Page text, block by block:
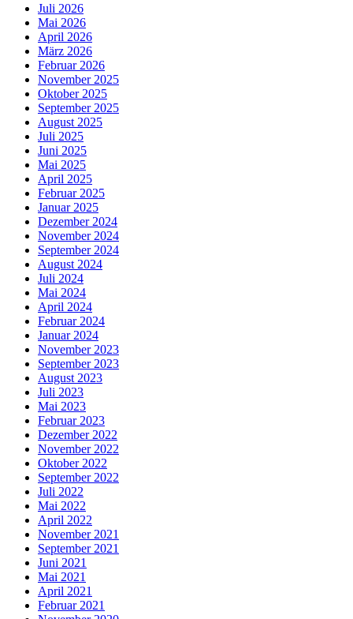
Juli 2026
Mai 2026
April 2026
März 2026
Februar 2026
November 2025
Oktober 2025
September 2025
August 2025
Juli 2025
Juni 2025
Mai 2025
April 2025
Februar 2025
Januar 2025
Dezember 2024
November 2024
September 2024
August 2024
Juli 2024
Mai 2024
April 2024
Februar 2024
Januar 2024
November 2023
September 2023
August 2023
Juli 2023
Mai 2023
Februar 2023
Dezember 2022
November 2022
Oktober 2022
September 2022
Juli 2022
Mai 2022
April 2022
November 2021
September 2021
Juni 2021
Mai 2021
April 2021
Februar 2021